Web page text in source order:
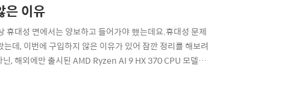
이유
휴대성 면에서는 양보하고 들어가야 헀는데요.휴대성 문제
데, 이번에 구입하지 않은 이유가 있어 잠깐 정리를 해보려
, 해외에만 출시된 AMD Ryzen AI 9 HX 370 CPU 모델을
만, 왜 국내시장에서 라이젠 HX 370 프로세서를 탑재한 모